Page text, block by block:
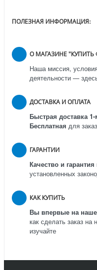
ПОЛЕЗНАЯ ИНФОРМАЦИЯ:
О МАГАЗИНЕ "КУПИТЬ
Наша миссия,
деятельности —
ДОСТАВКА И ОПЛАТА
Быстрая доставка
Бесплатная для
ГАРАНТИИ
Качество и гарантия
установленных
КАК КУПИТЬ
Вы впервые на
как сделать заказ
изучайте